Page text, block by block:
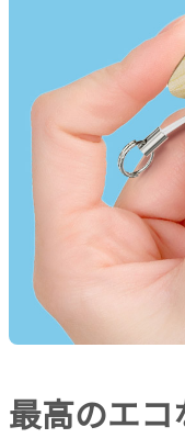
最高のエ